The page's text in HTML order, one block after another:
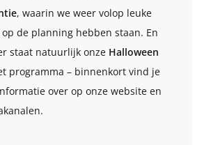
, waarin we weer volop leuke
de planning hebben staan. En
staat natuurlijk onze Halloween
programma – binnenkort vind je
over op onze website en